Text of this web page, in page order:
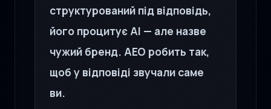
структурований під відповідь,
його процитує AI — але назве
чужий бренд. AEO робить так,
щоб у відповіді звучали саме
ви.